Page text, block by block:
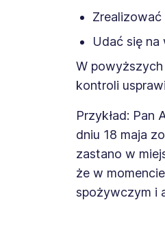
Udać się
W
kontroli
Przykład: Pan
dniu 18 maja
zastano w
że w
spożywczym i